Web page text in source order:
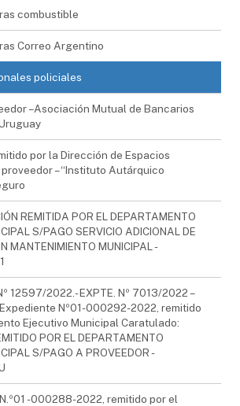
combustible
Correo Argentino
policiales
–Asociación Mutual de Bancarios
por la Dirección de Espacios
– “Instituto Autárquico
REMITIDA POR EL DEPARTAMENTO
S/PAGO SERVICIO ADICIONAL DE
MANTENIMIENTO MUNICIPAL -
12597/2022.- EXPTE. Nº 7013/2022 –
Expediente Nº01-000292-2022, remitido
Ejecutivo Municipal Caratulado:
POR EL DEPARTAMENTO
S/PAGO A PROVEEDOR -
-000288-2022, remitido por el